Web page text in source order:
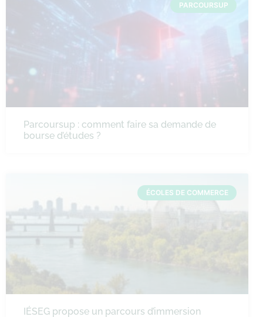
PARCOURSUP
Parcoursup : comment faire sa demande de
bourse d’études ?
ÉCOLES DE COMMERCE
IÉSEG propose un parcours d’immersion